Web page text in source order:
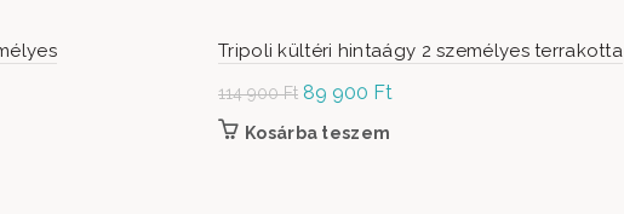
Tripoli kültéri hintaágy 2 személyes terrakotta
114 900Ft Original
price was:
89 900 Ft
Kosárba teszem